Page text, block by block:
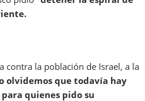
contra la población de Israel, a la
olvidemos que todavía hay
para quienes pido su